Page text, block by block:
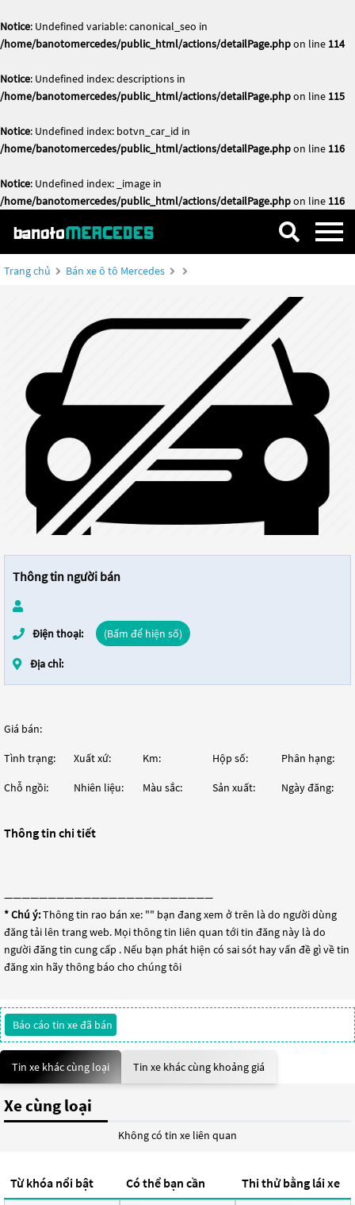
Notice: Undefined variable: canonical_seo in
/home/banotomercedes/public_html/actions/detailPage.phpon line 114
Notice: Undefined index: descriptions in
/home/banotomercedes/public_html/actions/detailPage.phpon line 115
Notice: Undefined index: botvn_car_id in
/home/banotomercedes/public_html/actions/detailPage.phpon line 116
Notice: Undefined index: _image in
/home/banotomercedes/public_html/actions/detailPage.phpon line 116
Trang chủ Bán xe ô tô Mercedes
Thông tin người bán
Điện thoại: (Bấm để hiện số)
Địa chỉ:
Giá bán:
Tình trạng: Xuất xứ: Km: Hộp số: Phân hạng:
Chỗ ngồi: Nhiên liệu: Màu sắc: Sản xuất: Ngày đăng:
Thông tin chi tiết
————————————————————————
* Chú ý:Thông tin rao bán xe: "" bạn đang xem ở trên là do người dùng
đăng tải lên trang web. Mọi thông tin liên quan tới tin đăng này là do
người đăng tin cung cấp . Nếu bạn phát hiện có sai sót hay vấn đề gì về tin
đăng xin hãy thông báo cho chúng tôi
Báo cáo tin xe đã bán
Tin xe khác cùng loại Tin xe khác cùng khoảng giá
Xe cùng loại
Không có tin xe liên quan
Từ khóa nổi bật Có thể bạn cần Thi thử bằng lái xe